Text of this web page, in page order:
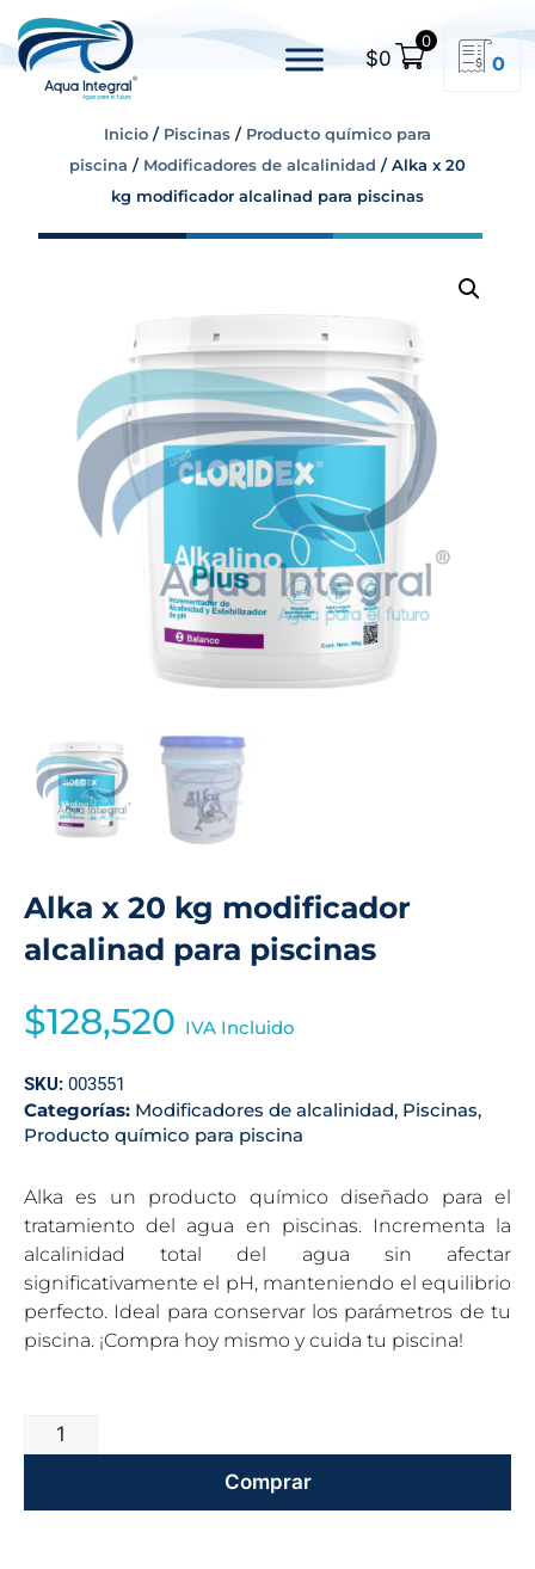
$0
0
0
Inicio / Piscinas / Producto químico para
piscina / Modificadores de alcalinidad / Alka x 20
kg modificador alcalinad para piscinas
Alka x 20 kg modificador
alcalinad para piscinas
$128,520 IVA Incluido
SKU: 003551
Categorías: Modificadores de alcalinidad, Piscinas,
Producto químico para piscina
Alka es un producto químico diseñado para el
tratamiento del agua en piscinas. Incrementa la
alcalinidad total del agua sin afectar
significativamente el pH, manteniendo el equilibrio
perfecto. Ideal para conservar los parámetros de tu
piscina. ¡Compra hoy mismo y cuida tu piscina!
Comprar